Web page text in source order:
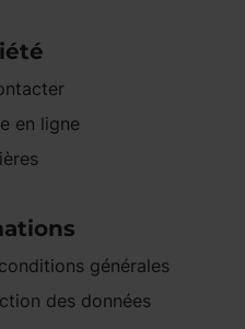
en ligne
générales
des données